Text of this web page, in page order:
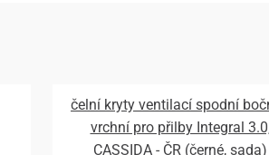
čelní kryty ventilací spodní
vrchní pro přilby Integral
CASSIDA - ČR (černé, sada)